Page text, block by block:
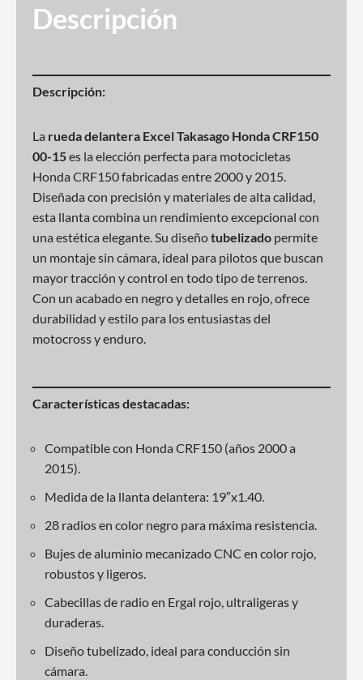
Descripción
Descripción:
La rueda delantera Excel Takasago Honda CRF150
00-15es la elección perfecta para motocicletas
Honda CRF150 fabricadas entre 2000 y 2015.
Diseñada con precisión y materiales de alta calidad,
esta llanta combina un rendimiento excepcional con
una estética elegante. Su diseñotubelizado permite
un montaje sin cámara, ideal para pilotos que buscan
mayor tracción y control en todo tipo de terrenos.
Con un acabado en negro y detalles en rojo, ofrece
durabilidad y estilo para los entusiastas del
motocross y enduro.
Características destacadas:
Compatible con Honda CRF150 (años 2000 a
2015).
Medida de la llanta delantera: 19″x1.40.
28 radios en color negro para máxima resistencia.
Bujes de aluminio mecanizado CNC en color rojo,
robustos y ligeros.
Cabecillas de radio en Ergal rojo, ultraligeras y
duraderas.
Diseño tubelizado, ideal para conducción sin
cámara.